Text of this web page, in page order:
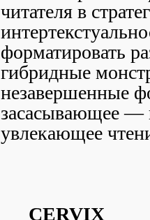
читателя в
форматировать
гибридные
незавершенные
засасывающее
увлекающее
CERVIX